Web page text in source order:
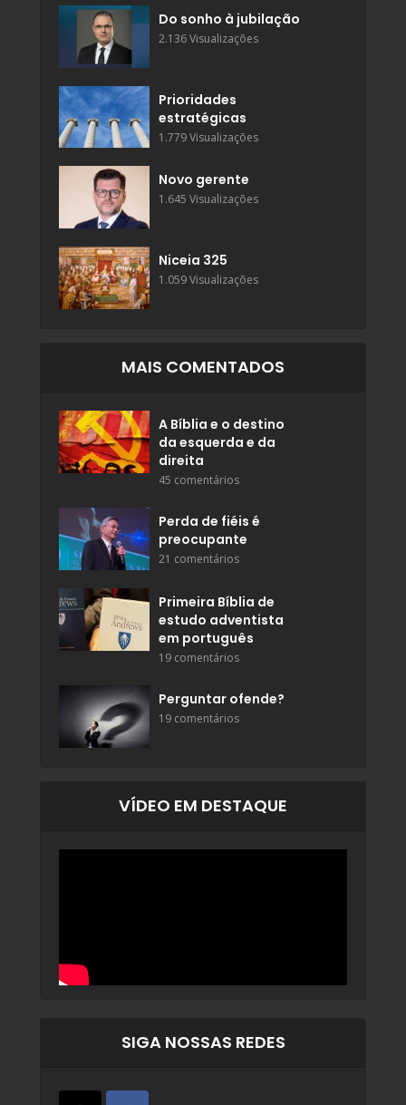
Do sonho à jubilação
2.136 Visualizações
Prioridades
estratégicas
1.779 Visualizações
Novo gerente
1.645 Visualizações
Niceia 325
1.059 Visualizações
MAIS COMENTADOS
A Bíblia e o destino
da esquerda e da
direita
45 comentários
Perda de fiéis é
preocupante
21 comentários
Primeira Bíblia de
estudo adventista
em português
19 comentários
Perguntar ofende?
19 comentários
VÍDEO EM DESTAQUE
SIGA NOSSAS REDES